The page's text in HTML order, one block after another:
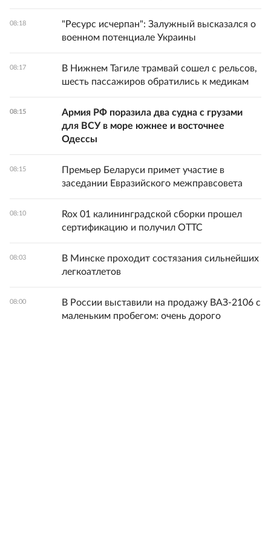
08:18
"Ресурс исчерпан": Залужный высказался о
военном потенциале Украины
08:17
В Нижнем Тагиле трамвай сошел с рельсов,
шесть пассажиров обратились к медикам
08:15
Армия РФ поразила два судна с грузами
для ВСУ в море южнее и восточнее
Одессы
08:15
Премьер Беларуси примет участие в
заседании Евразийского межправсовета
08:10
Rox 01 калининградской сборки прошел
сертификацию и получил ОТТС
08:03
В Минске проходит состязания сильнейших
легкоатлетов
08:00
В России выставили на продажу ВАЗ-2106 с
маленьким пробегом: очень дорого